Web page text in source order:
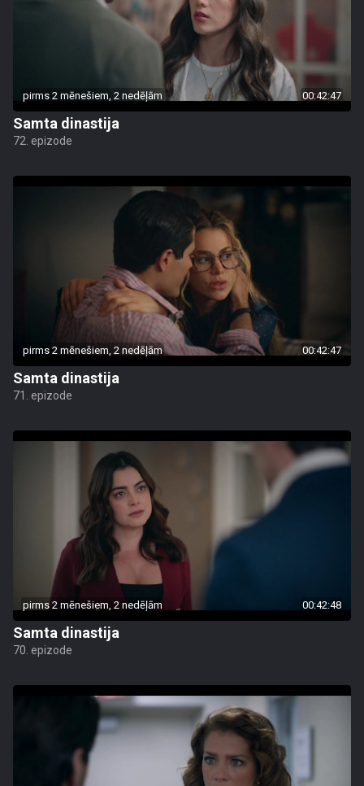
pirms 2 mēnešiem, 2 nedēļām 00:42:47
Samta dinastija
72. epizode
pirms 2 mēnešiem, 2 nedēļām 00:42:47
Samta dinastija
71. epizode
pirms 2 mēnešiem, 2 nedēļām 00:42:48
Samta dinastija
70. epizode